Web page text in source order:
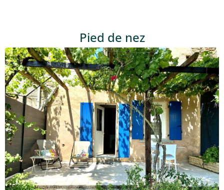
Pied de nez